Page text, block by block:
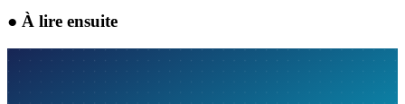
● À lire ensuite